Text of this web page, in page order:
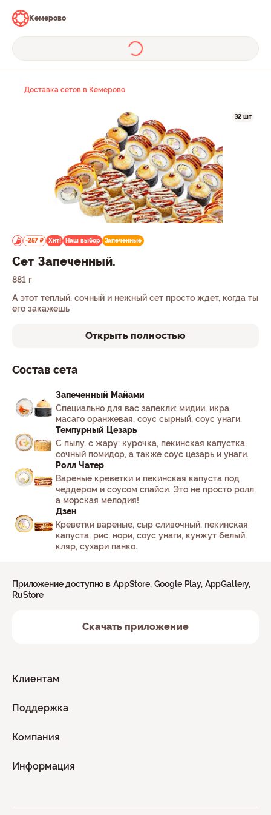
Кемерово
Доставка сетов в Кемерово
32 шт
-257 ₽ Хит! Наш выбор Запеченные
Сет Запеченный.
881 г
А этот теплый, сочный и нежный сет просто ждет, когда ты
его закажешь
Открыть полностью
Состав сета
Запеченный Майами
Специально для вас запекли: мидии, икра
масаго оранжевая, соус сырный, соус унаги.
Темпурный Цезарь
С пылу, с жару: курочка, пекинская капустка,
сочный помидор, а также соус цезарь и унаги.
Ролл Чатер
Вареные креветки и пекинская капуста под
чеддером и соусом спайси. Это не просто ролл,
а морская мелодия!
Дзен
Креветки вареные, сыр сливочный, пекинская
капуста, рис, нори, соус унаги, кунжут белый,
кляр, сухари панко.
Клиентам
Поддержка
Компания
Информация
Приложение доступно в AppStore, Google Play, AppGallery,
RuStore
Скачать приложение